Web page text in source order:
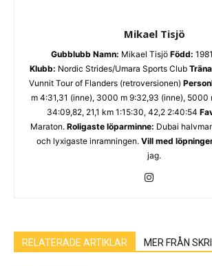
Mikael Tisjö
Gubblubb Namn: Mikael Tisjö Född: 1981
Klubb: Nordic Strides/Umara Sports Club
Vunnit Tour of Flanders (retroversionen)
m 4:31,31 (inne), 3000 m 9:32,93 (inne), 5000
34:09,82, 21,1 km 1:15:30, 42,2 2:40:54
Maraton. Roligaste löparminne: Dubai
och lyxigaste inramningen. Vill med
jag.
RELATERADE ARTIKLAR MER FRÅN